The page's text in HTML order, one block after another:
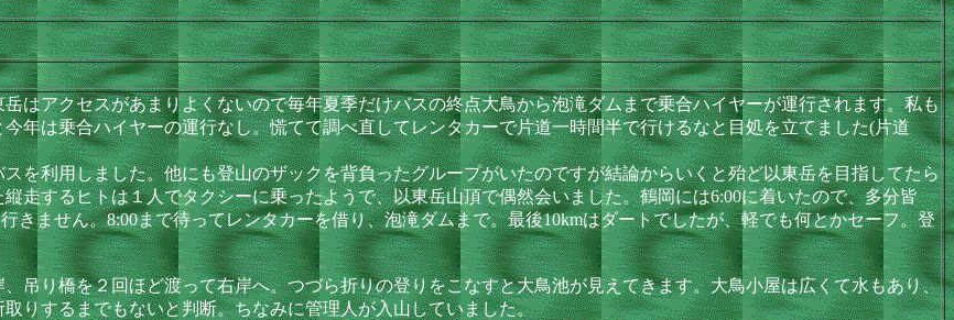
アクセスがあまりよくないので毎年夏季だけバスの終点大鳥から泡滝ダムまで乗合ハイヤーが運行されます。私も
年は乗合ハイヤーの運行なし。慌てて調べ直してレンタカーで片道一時間半で行けるなと目処を立てました(片道
利用しました。他にも登山のザックを背負ったグループがいたのですが結論からいくと殆ど以東岳を目指してたら
走するヒトは１人でタクシーに乗ったようで、以東岳山頂で偶然会いました。鶴岡には6:00に着いたので、多分皆
きません。8:00まで待ってレンタカーを借り、泡滝ダムまで。最後10kmはダートでしたが、軽でも何とかセーフ。登
り橋を２回ほど渡って右岸へ。つづら折りの登りをこなすと大鳥池が見えてきます。大鳥小屋は広くて水もあり、
りするまでもないと判断。ちなみに管理人が入山していました。